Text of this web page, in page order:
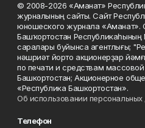
© 2008-2026 «Аманат»
журналының сайты. Сайт
юношеского журнала «Аманат».
Башҡортостан Республикаһының
саралары буйынса агентлығы;
нәшриәт йорто акционерҙар
по печати и средствам
Башкортостан; Акционерное
«Республика Башкортостан».
Об использовании персональных
Телефон